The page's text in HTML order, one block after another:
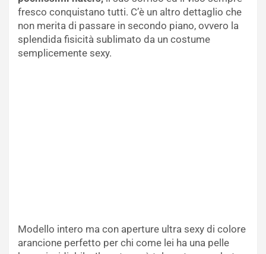
fresco conquistano tutti. C’è un altro dettaglio che
non merita di passare in secondo piano, ovvero la
splendida fisicità sublimato da un costume
semplicemente sexy.
Modello intero ma con aperture ultra sexy di colore
arancione perfetto per chi come lei ha una pelle